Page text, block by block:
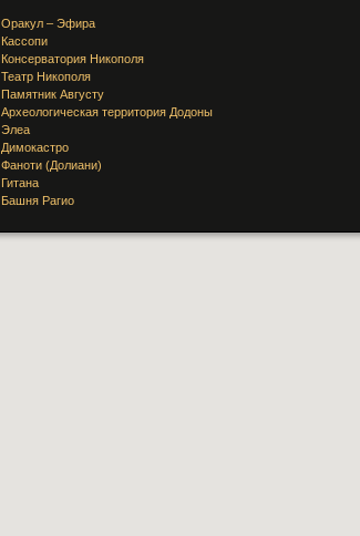
Оракул – Эфира
Кассопи
Консерватория Никополя
Театр Никополя
Памятник Августу
Археологическая территория Додоны
Элеа
Димокастро
Фаноти (Долиани)
Гитана
Башня Рагио